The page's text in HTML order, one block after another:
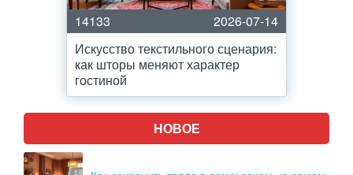
14133
2026-07-14
Искусство текстильного сценария:
как шторы меняют характер
гостиной
НОВОЕ